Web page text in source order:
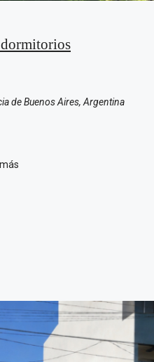
de Buenos Aires, Argentina